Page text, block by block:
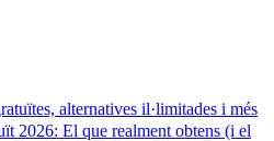
alternatives il·limitades i més
2026: El que realment obtens (i el